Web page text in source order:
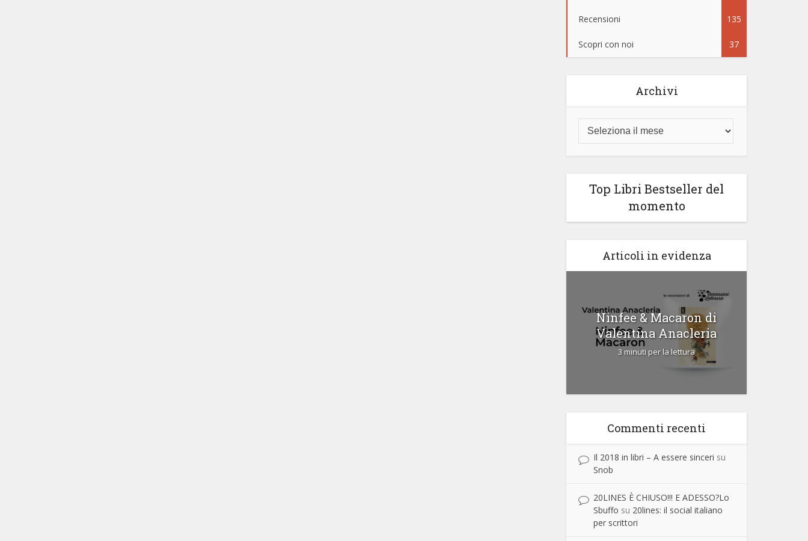
Recensioni 135
Scopri con noi 37
Archivi
Top Libri Bestseller del
momento
Articoli in evidenza
Ninfee & Macaron di
Valentina Anacleria
3 minuti per la lettura
Commenti recenti
Il 2018 in libri – A essere sinceri su
Snob
20LINES È CHIUSO!!! E ADESSO?Lo
Sbuffo su 20lines: il social italiano
per scrittori